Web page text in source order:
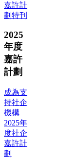
嘉許計
劃特刊
2025
年度
嘉許
計劃
成為支
持社企
機構
2025年
度社企
嘉許計
劃